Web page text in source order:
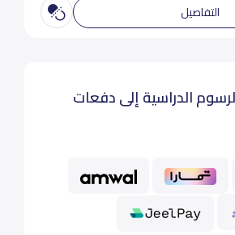
التفاصيل
الدراسية إلى دفعات